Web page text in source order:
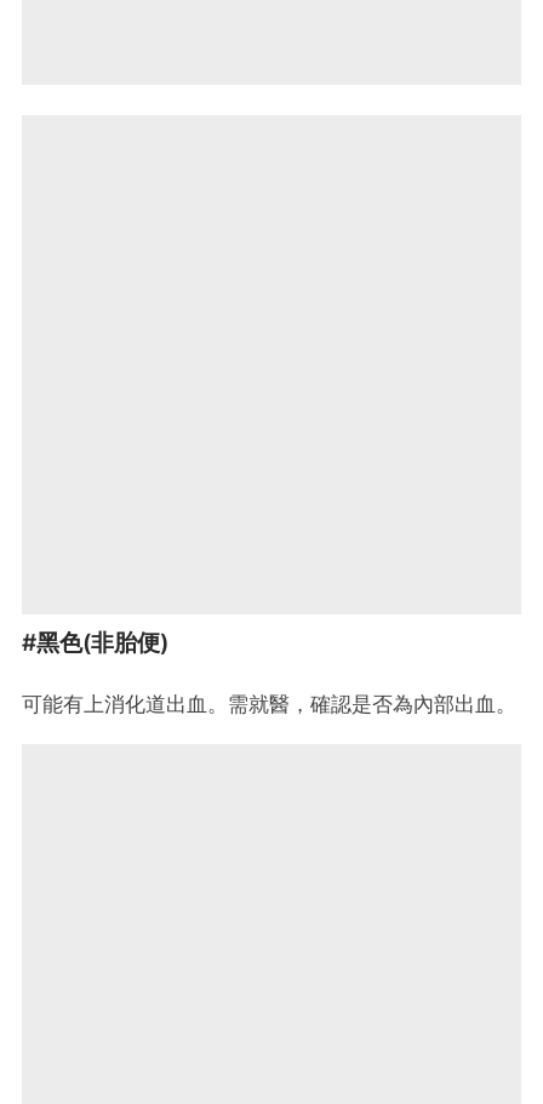
#黑色(非胎便)
可能有上消化道出血。需就醫，確認是否為內部出血。